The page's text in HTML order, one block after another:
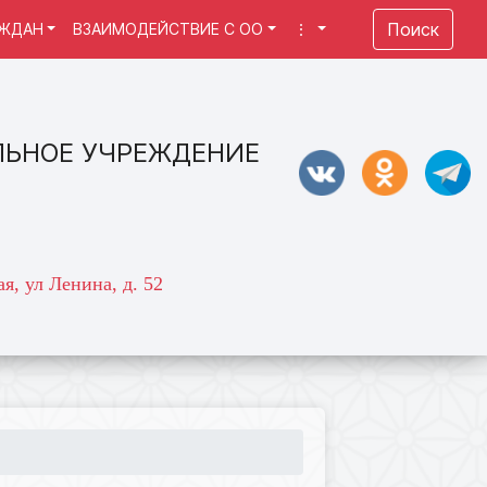
УЧРЕЖДЕНИЕ
ул Ленина, д. 52
ВЗАИМОДЕЙСТВИЕ С ОО ⋮ Поиск